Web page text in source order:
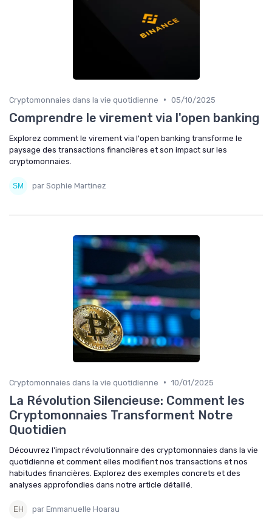
Cryptomonnaies dans la vie quotidienne • 05/10/2025
Comprendre le virement via l'open banking
Explorez comment le virement via l'open banking transforme le
paysage des transactions financières et son impact sur les
cryptomonnaies.
par Sophie Martinez
Cryptomonnaies dans la vie quotidienne • 10/01/2025
La Révolution Silencieuse: Comment les
Cryptomonnaies Transforment Notre
Quotidien
Découvrez l'impact révolutionnaire des cryptomonnaies dans la vie
quotidienne et comment elles modifient nos transactions et nos
habitudes financières. Explorez des exemples concrets et des
analyses approfondies dans notre article détaillé.
par Emmanuelle Hoarau